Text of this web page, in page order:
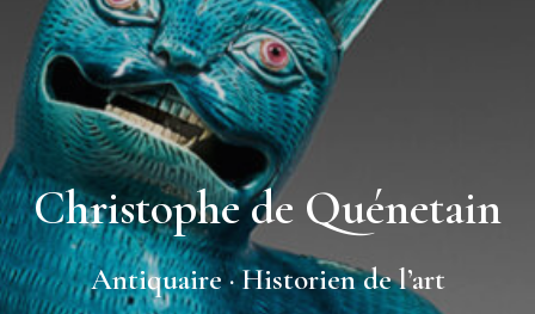
Christophe de Quénetain
Antiquaire · Historien de l’art